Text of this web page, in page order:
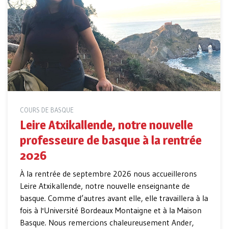
COURS DE BASQUE
Leire Atxikallende, notre nouvelle
professeure de basque à la rentrée
2026
À la rentrée de septembre 2026 nous accueillerons
Leire Atxikallende, notre nouvelle enseignante de
basque. Comme d’autres avant elle, elle travaillera à la
fois à l'Université Bordeaux Montaigne et à la Maison
Basque. Nous remercions chaleureusement Ander,